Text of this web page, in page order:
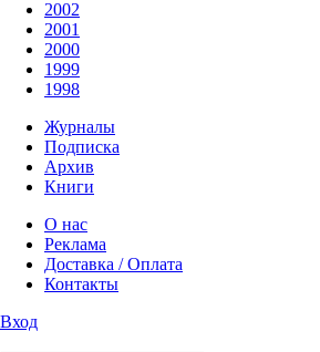
2002
2001
2000
1999
1998
Журналы
Подписка
Архив
Книги
О нас
Реклама
Доставка / Оплата
Контакты
Вход